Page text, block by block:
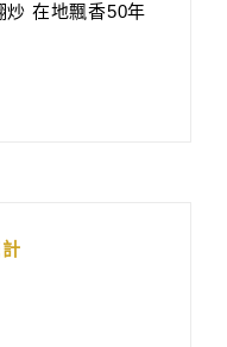
炒 在地飄香50年